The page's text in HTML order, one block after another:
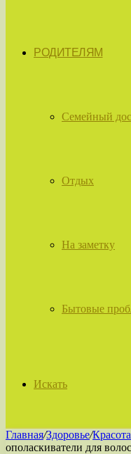
РОДИТЕЛЯМ
Семейный
Отдых
На заметку
Бытовые
Искать
Главная/Здоровье/
ополаскиватели для волос